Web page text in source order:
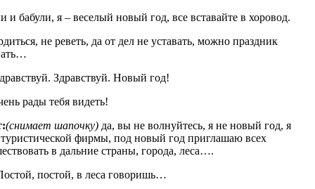
и бабули, я – веселый новый год, все вставайте в хоровод.
не реветь, да от дел не уставать, можно праздник
Здравствуй. Новый год!
рады тебя видеть!
(снимает шапочку) да, вы не волнуйтесь, я не новый год, я
туристической фирмы, под новый год приглашаю всех
в дальние страны, города, леса….
постой, в леса говоришь…